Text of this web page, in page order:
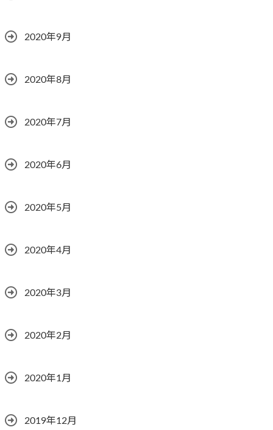
2020年9月
2020年8月
2020年7月
2020年6月
2020年5月
2020年4月
2020年3月
2020年2月
2020年1月
2019年12月